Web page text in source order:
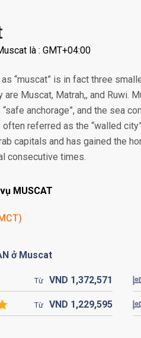
là : GMT+04:00
“muscat” is in fact three
are Muscat, Matrah,, and Ruwi.
anchorage”, and the sea
often referred as the “walled
capitals and has gained the
consecutive times.
MUSCAT
ở Muscat
Từ VND 1,372,571
Từ VND 1,229,595